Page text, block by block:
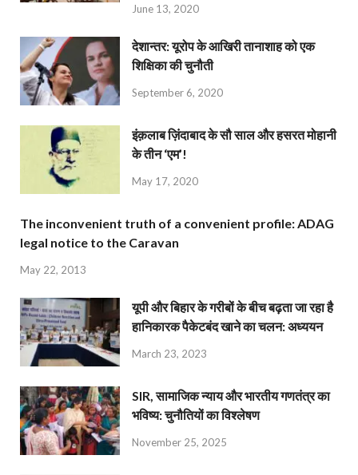
June 13, 2020
देशान्‍तर: यूरोप के आखिरी तानाशाह को एक
शिक्षिका की चुनौती
September 6, 2020
इंक़लाब ज़िंदाबाद के सौ साल और हसरत मोहानी
के तीन ‘एम’!
May 17, 2020
The inconvenient truth of a convenient profile: ADAG
legal notice to the Caravan
May 22, 2013
यूपी और बिहार के गरीबों के बीच बढ़ता जा रहा है
हानिकारक पैकेटबंद खाने का चलन: अध्ययन
March 23, 2023
SIR, सामाजिक न्याय और भारतीय गणतंत्र का
भविष्य: चुनौतियों का विश्लेषण
November 25, 2025